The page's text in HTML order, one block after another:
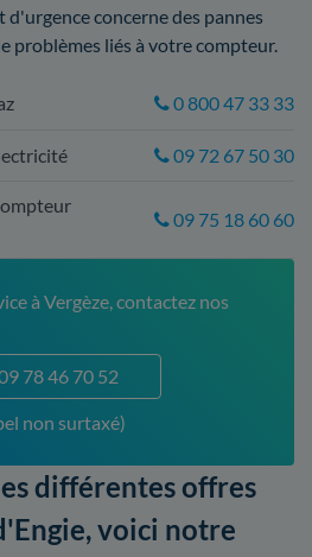
concerne des pannes
problèmes liés à votre compteur.
0 800 47 33 33
09 72 67 50 30
09 75 18 60 60
à Vergèze, contactez nos
78 46 70 52
non surtaxé)
différentes offres
voici notre